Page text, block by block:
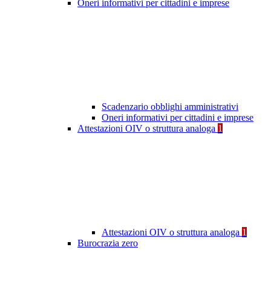
Oneri informativi per cittadini e imprese
Scadenzario obblighi amministrativi
Oneri informativi per cittadini e imprese
Attestazioni OIV o struttura analoga 1
Attestazioni OIV o struttura analoga 1
Burocrazia zero